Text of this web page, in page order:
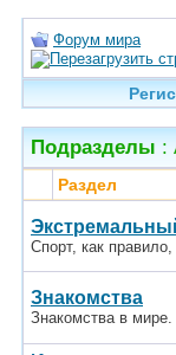
Форум мира
Подразделы :
Раздел
Спорт, как
Знакомства
Знакомства в